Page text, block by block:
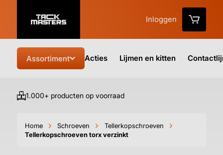
Inloggen
Assortiment Acties Lijmen en kitten
1.000+ producten op voorraad
Home Schroeven
Tellerkopschroeven
Tellerkopschroeven torx verzinkt